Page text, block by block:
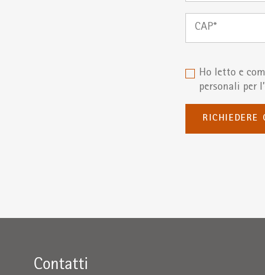
Ho letto e
personali per
RICHIEDERE
Contatti